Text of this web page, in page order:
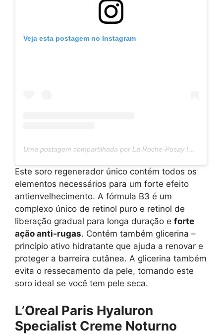
Veja esta postagem no Instagram
Uma postagem compartilhada por La Roche-Posay International (@larocheposay)
Este soro regenerador único contém todos os
elementos necessários para um forte efeito
antienvelhecimento. A fórmula B3 é um
complexo único de retinol puro e retinol de
liberação gradual para longa duração e forte
ação anti-rugas. Contém também glicerina –
princípio ativo hidratante que ajuda a renovar e
proteger a barreira cutânea. A glicerina também
evita o ressecamento da pele, tornando este
soro ideal se você tem pele seca.
L’Oreal Paris Hyaluron
Specialist Creme Noturno